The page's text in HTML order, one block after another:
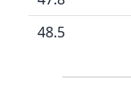
48.5